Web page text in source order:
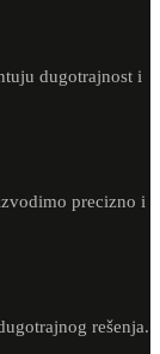
dugotrajnost i
precizno i
rešenja.